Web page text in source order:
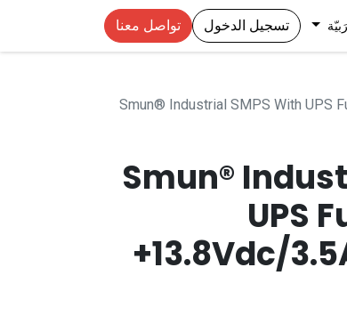
تسجيل الدخول تواصل معنا
Smun® Industrial SMPS With UPS
Smun®
UPS
+13.8Vdc/